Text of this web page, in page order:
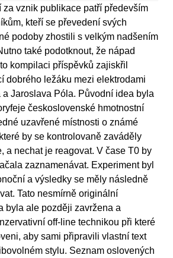
za vznik publikace patří především
kteří se převedení svých
podoby zhostili s velkým nadšením
také podotknout, že nápad
kompilaci příspěvků zajiskřil
dobrého ležáku mezi elektrodami
a Jaroslava Póla. Původní idea byla
československé hmotnostní
uzavřené místnosti o známé
by se kontrolovaně zaváděly
a nechat je reagovat. V čase T0 by
zaznamenávat. Experiment byl
a výsledky se měly následně
Tato nesmírně originální
byla ale později zavržena a
off-line technikou při které
aby sami připravili vlastní text
stylu. Seznam oslovených